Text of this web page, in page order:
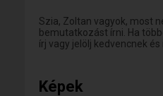
Szia, Zoltan vagyok, most
bemutatkozást írni. Ha
írj vagy jelölj kedvencnek
Képek